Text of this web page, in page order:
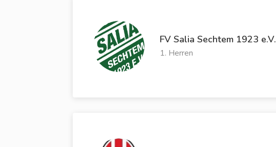
FV Salia Sechtem 1923 e.V.
1. Herren